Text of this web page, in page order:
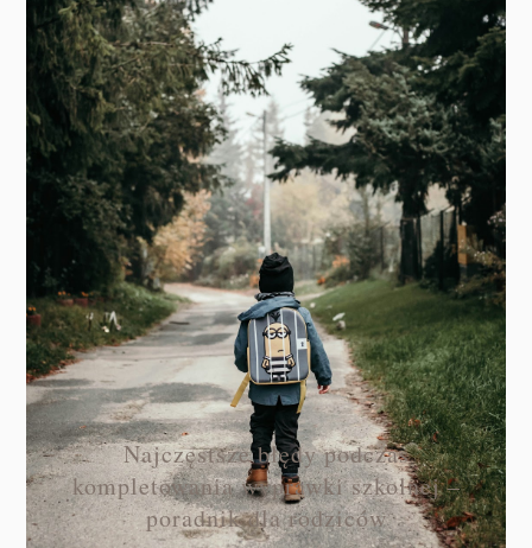
Najczęstsze błędy podczas
kompletowania wyprawki szkolnej –
poradnik dla rodziców